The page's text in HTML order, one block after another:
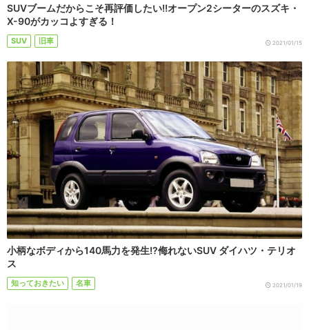
SUVブームだからこそ再評価したい!!オープン2シーターのスズキ・
X-90がカッコよすぎる！
SUV 旧車 2021/01/15
小柄なボディから140馬力を発生!?侮れないSUV ダイハツ・テリオ
ス
知っておきたい 名車 2021/01/19